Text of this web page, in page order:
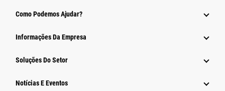
Como Podemos Ajudar?
Informações Da Empresa
Soluções Do Setor
Notícias E Eventos